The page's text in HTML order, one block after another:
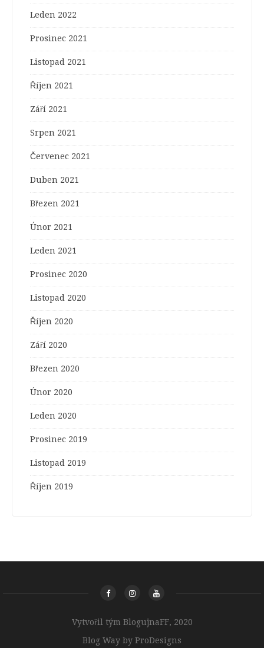
Leden 2022
Prosinec 2021
Listopad 2021
Říjen 2021
Září 2021
Srpen 2021
Červenec 2021
Duben 2021
Březen 2021
Únor 2021
Leden 2021
Prosinec 2020
Listopad 2020
Říjen 2020
Září 2020
Březen 2020
Únor 2020
Leden 2020
Prosinec 2019
Listopad 2019
Říjen 2019
Vytvořil tým BlogujnaFF, 2020
Blog Way by ProDesigns